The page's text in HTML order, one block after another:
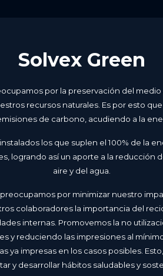
Solvex Green
por la preservación del
recursos naturales. Es por esto
de carbono, acudiendo a la
los que suplen el 100% de la
logrando así un aporte a la reducción
aire y del agua.
preocupamos por minimizar nuestro
colaboradores la importancia del
internas. Promovemos la no
y reduciendo las impresiones al
ya impresas en los casos posibles.
y desarrollar hábitos saludables y